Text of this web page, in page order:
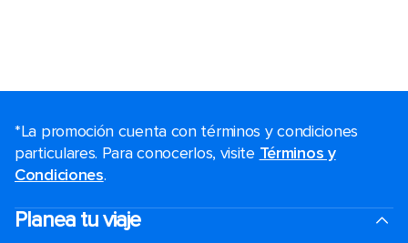
*La promoción cuenta con términos y condiciones
particulares. Para conocerlos, visite Términos y
Condiciones.
Planea tu viaje